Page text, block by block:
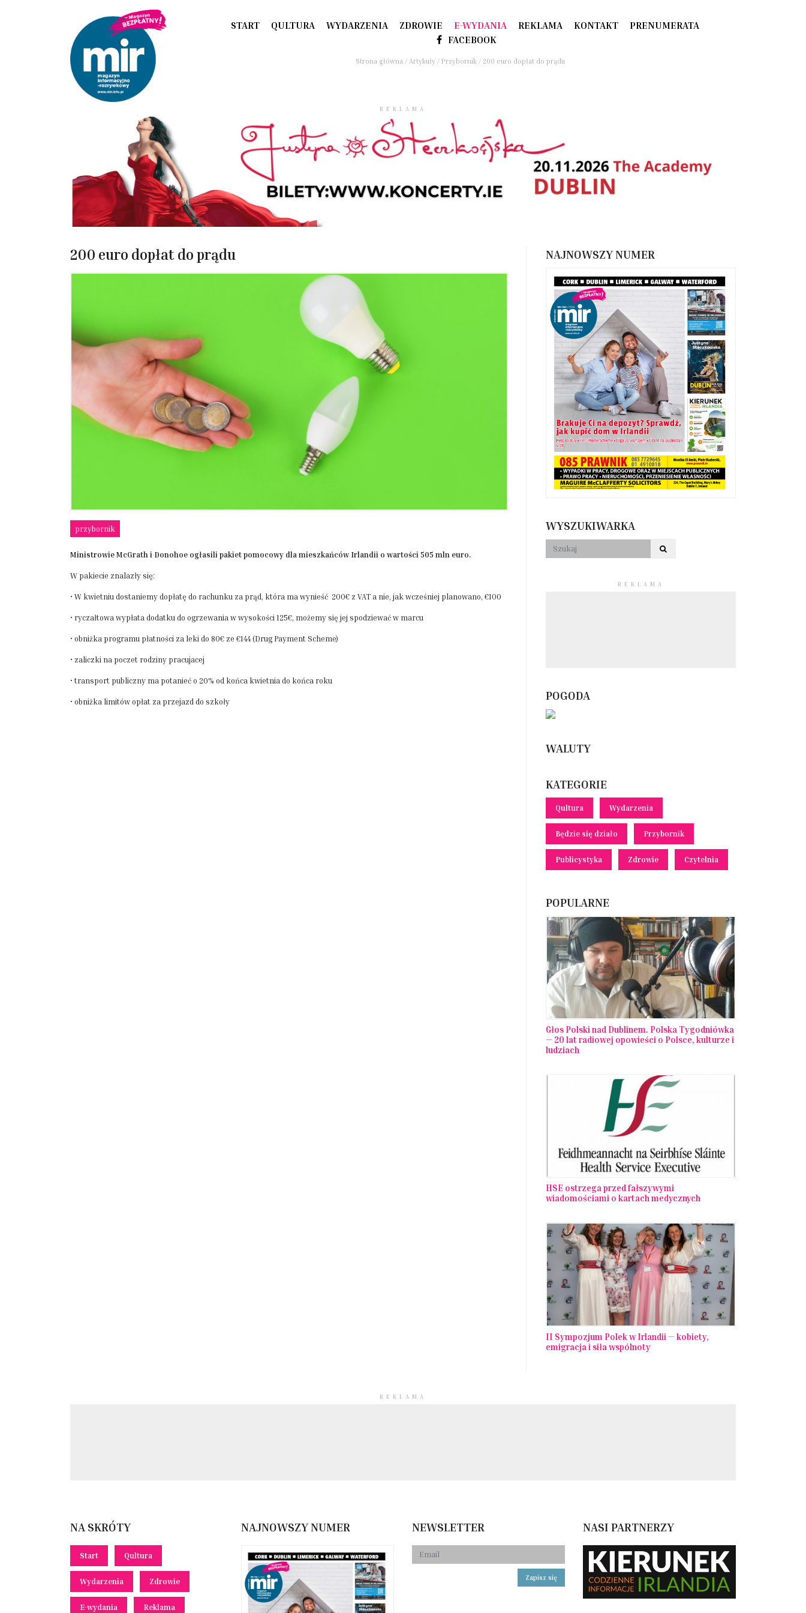
START QULTURA WYDARZENIA ZDROWIE E-WYDANIA REKLAMA KONTAKT
PRENUMERATA
FACEBOOK
Strona główna / Artykuły/ Przybornik/ 200 euro dopłat do prądu
REKLAMA
200 euro dopłat do prądu
przybornik
Ministrowie McGrath i Donohoe ogłasili pakiet pomocowy dla mieszkańców Irlandii o wartości 505 mln euro.
W pakiecie znalazły się:
• W kwietniu dostaniemy dopłatę do rachunku za prąd, która ma wynieść 200€ z VAT a nie, jak wcześniej planowano, €100
• ryczałtowa wypłata dodatku do ogrzewania w wysokości 125€, możemy się jej spodziewać w marcu
• obniżka programu płatności za leki do 80€ ze €144 (Drug Payment Scheme)
• zaliczki na poczet rodziny pracujacej
• transport publiczny ma potanieć o 20% od końca kwietnia do końca roku
• obniżka limitów opłat za przejazd do szkoły
NAJNOWSZY NUMER
WYSZUKIWARKA
REKLAMA
POGODA
WALUTY
KATEGORIE
Qultura Wydarzenia
Będzie się działo Przybornik
Publicystyka Zdrowie Czytelnia
POPULARNE
Głos Polski nad Dublinem. Polska Tygodniówka
— 20 lat radiowej opowieści o Polsce, kulturze i
ludziach
HSE ostrzega przed fałszywymi
wiadomościami o kartach medycznych
II Sympozjum Polek w Irlandii — kobiety,
emigracja i siła wspólnoty
REKLAMA
NA SKRÓTY
Start Qultura
Wydarzenia Zdrowie
E-wydania Reklama
NAJNOWSZY NUMER NEWSLETTER
Zapisz się
NASI PARTNERZY